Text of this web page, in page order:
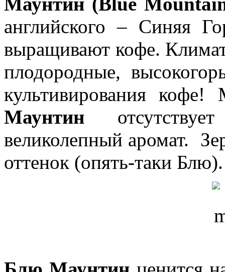
английского – Синяя
выращивают кофе.
плодородные,
культивирования
Маунтин
великолепный аромат.
оттенок (опять-таки Блю).